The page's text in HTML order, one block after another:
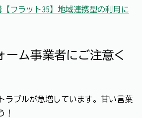
フラット35】地域連携型の利用に
ーム事業者にご注意く
ラブルが急増しています。甘い言葉
！